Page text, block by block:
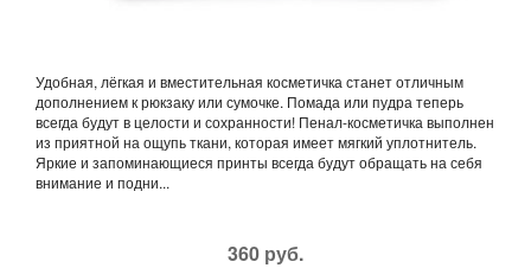
Удобная, лёгкая и вместительная косметичка станет отличным
дополнением к рюкзаку или сумочке. Помада или пудра теперь
всегда будут в целости и сохранности! Пенал-косметичка выполнен
из приятной на ощупь ткани, которая имеет мягкий уплотнитель.
Яркие и запоминающиеся принты всегда будут обращать на себя
внимание и подни...
360 руб.